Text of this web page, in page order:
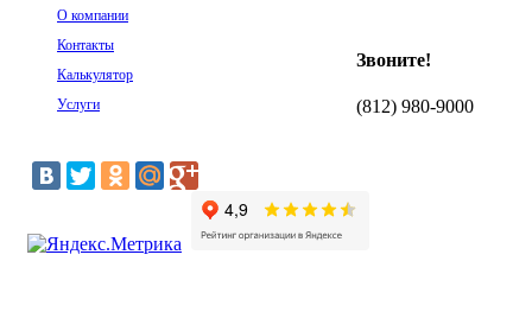
Звоните!
(812) 980-9000
О компании
Контакты
Калькулятор
Услуги